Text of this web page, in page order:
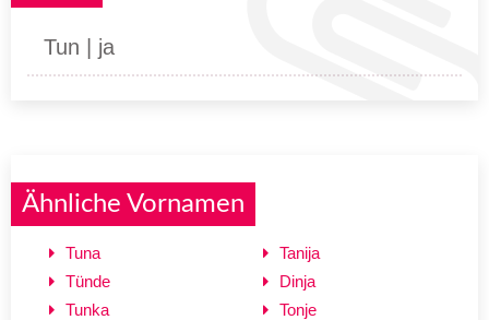
Tun | ja
Ähnliche Vornamen
Tuna
Tünde
Tunka
Tanija
Dinja
Tonje